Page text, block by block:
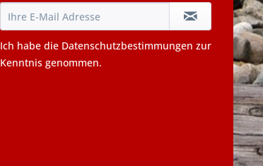
Ich habe die Datenschutzbestimmungen zur
Kenntnis genommen.